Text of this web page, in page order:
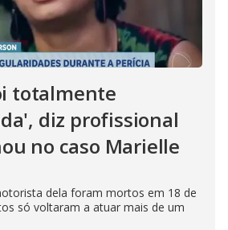
totalmente
diz profissional
no caso Marielle
dela foram mortos em 18 de
só voltaram a atuar mais de um